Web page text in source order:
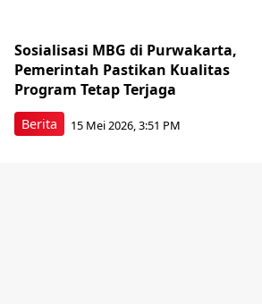
Berita
Sosialisasi MBG di Purwakarta,
Pemerintah Pastikan Kualitas
Program Tetap Terjaga
15 Mei 2026, 3:51 PM